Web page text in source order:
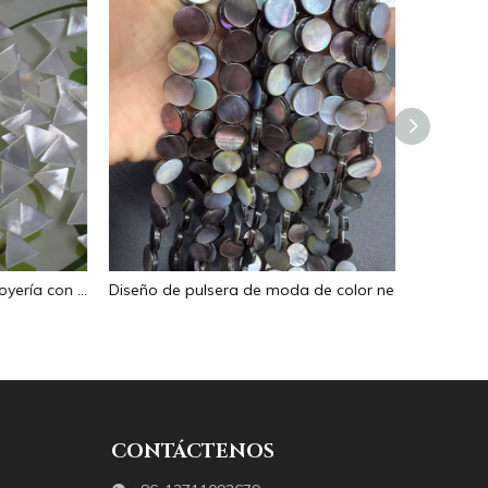
Diseño de incrustaciones de joyería con forma de triángulo de frijoles pequeños de nácar Natural, diseño de anillos de cara lisa para pulsera de joyería de mujer Diseño de pulsera de moda de color negro de frijoles pequeños de nácar Natural para mujer, fabricación de joyas, bonito collar, diseño de cara plana
CONTÁCTENOS